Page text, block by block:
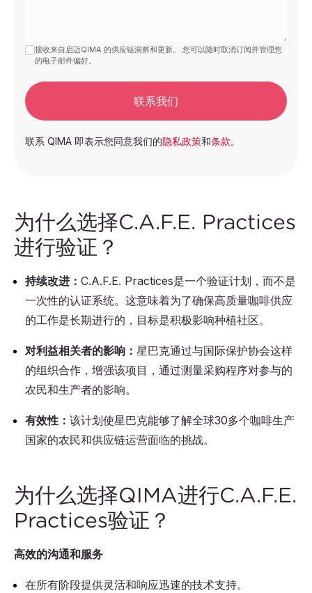
接收来自启迈QIMA 的供应链洞察和更新。 您可以随时取消订阅并管理您
的电子邮件偏好。
联系我们
联系 QIMA 即表示您同意我们的隐私政策和条款。
为什么选择C.A.F.E. Practices
进行验证？
持续改进： C.A.F.E. Practices是一个验证计划，而不是
一次性的认证系统。这意味着为了确保高质量咖啡供应
的工作是长期进行的，目标是积极影响种植社区。
对利益相关者的影响： 星巴克通过与国际保护协会这样
的组织合作，增强该项目，通过测量采购程序对参与的
农民和生产者的影响。
有效性： 该计划使星巴克能够了解全球30多个咖啡生产
国家的农民和供应链运营面临的挑战。
为什么选择QIMA进行C.A.F.E.
Practices验证？
高效的沟通和服务
在所有阶段提供灵活和响应迅速的技术支持。